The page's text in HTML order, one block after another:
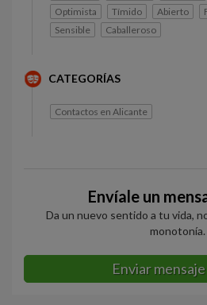
Optimista
Tímido Abierto
Sensible
Caballeroso
CATEGORÍAS
Contactos en Alicante
Envíale un
Da un nuevo sentido a tu vida,
monotonía.
Enviar